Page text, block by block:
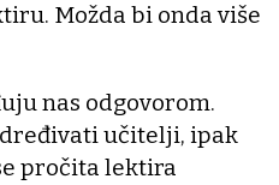
Možda bi onda više
nas odgovorom.
učitelji, ipak
pročita lektira